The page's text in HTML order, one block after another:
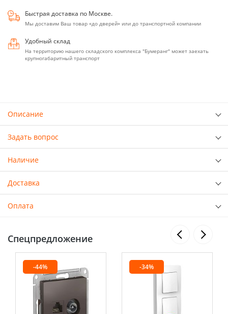
Быстрая доставка по Москве.
Мы доставим Ваш товар «до дверей» или до транспортной компании
Удобный склад
На территорию нашего складского комплекса "Бумеранг" может заехать
крупногабаритный транспорт
Описание
Задать вопрос
Наличие
Доставка
Оплата
Спецпредложение
-44% -34%